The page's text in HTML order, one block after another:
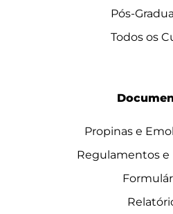
Pós-
Todos os
Propinas e
Regulamentos e